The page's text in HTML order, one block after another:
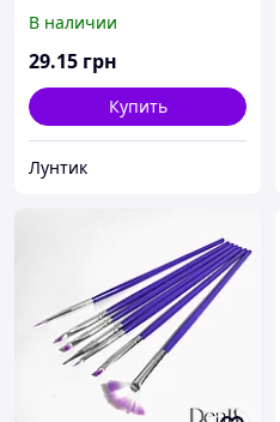
(розовый и голубые), в
пакете
В наличии
29.15 грн
Купить
Лунтик